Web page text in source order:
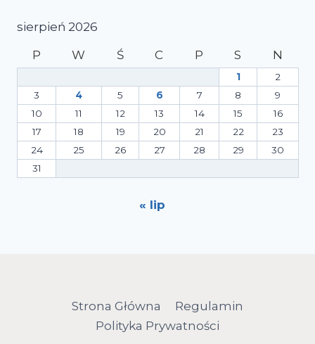
sierpień 2026
P
W Ś C P S N
1
2
3
4 5 6 7 8
9
10
11 12 13 14 15
16
17
18 19 20 21 22
23
24
25 26 27 28 29
30
31
« lip
Strona Główna
Regulamin
Polityka Prywatności